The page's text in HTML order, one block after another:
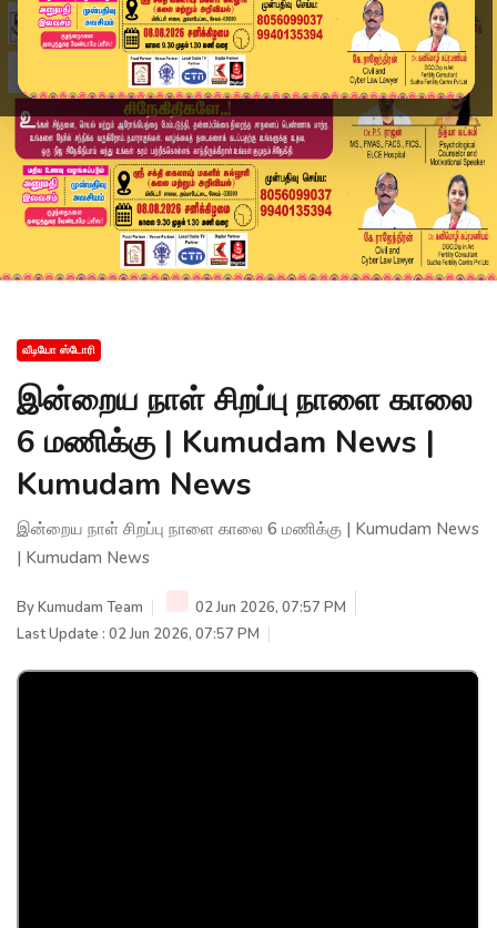
வீடியோ ஸ்டோரி
இன்றைய நாள் சிறப்பு நாளை காலை
6 மணிக்கு | Kumudam News |
Kumudam News
இன்றைய நாள் சிறப்பு நாளை காலை 6 மணிக்கு | Kumudam News
| Kumudam News
ByKumudam Team
02 Jun 2026, 07:57 PM
Last Update : 02 Jun 2026, 07:57 PM